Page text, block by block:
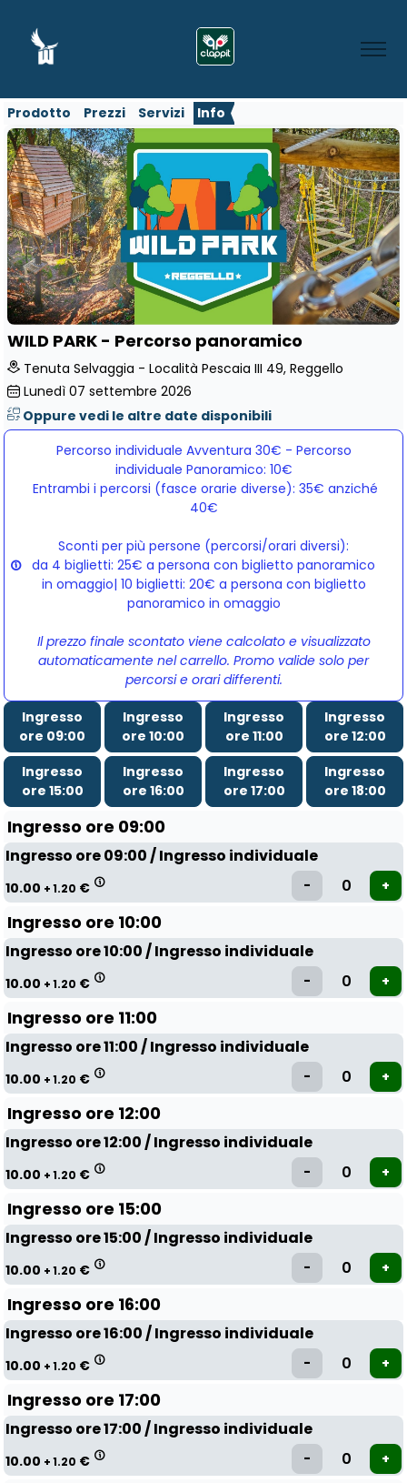
Prodotto Prezzi Servizi Info
WILD PARK - Percorso panoramico
Tenuta Selvaggia - Località Pescaia III 49, Reggello
Lunedì 07 settembre 2026
Oppure vedi le altre date disponibili
Percorso individuale Avventura 30€ - Percorso
individuale Panoramico: 10€
Entrambi i percorsi (fasce orarie diverse): 35€ anziché
40€
Sconti per più persone (percorsi/orari diversi):
da 4 biglietti: 25€ a persona con biglietto panoramico
in omaggio| 10 biglietti: 20€ a persona con biglietto
panoramico in omaggio
Il prezzo finale scontato viene calcolato e visualizzato
automaticamente nel carrello. Promo valide solo per
percorsi e orari differenti.
Ingresso
ore 09:00
Ingresso
ore 10:00
Ingresso
ore 11:00
Ingresso
ore 12:00
Ingresso
ore 15:00
Ingresso
ore 16:00
Ingresso
ore 17:00
Ingresso
ore 18:00
Ingresso ore 09:00
Ingresso ore 09:00 / Ingresso individuale
10.00 + 1.20 €
Ingresso ore 10:00
Ingresso ore 10:00 / Ingresso individuale
10.00 + 1.20 €
Ingresso ore 11:00
Ingresso ore 11:00 / Ingresso individuale
10.00 + 1.20 €
Ingresso ore 12:00
Ingresso ore 12:00 / Ingresso individuale
10.00 + 1.20 €
Ingresso ore 15:00
Ingresso ore 15:00 / Ingresso individuale
10.00 + 1.20 €
Ingresso ore 16:00
Ingresso ore 16:00 / Ingresso individuale
10.00 + 1.20 €
Ingresso ore 17:00
Ingresso ore 17:00 / Ingresso individuale
10.00 + 1.20 €